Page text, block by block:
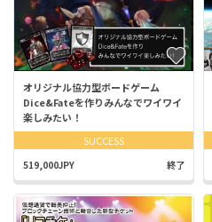
オリジナル協力型ボードゲーム
Dice&Fateを作りみんなでワイワイ
楽しみたい！
SUCCESS
519,000JPY 終了